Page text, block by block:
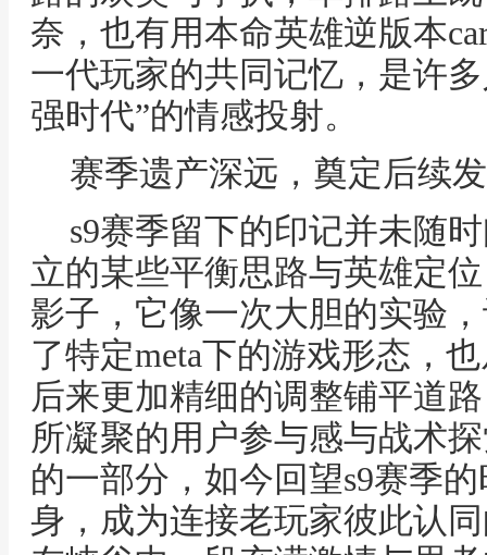
奈，也有用本命英雄逆版本
一代玩家的共同记忆，是许
强时代”的情感投射。
赛季遗产深远，奠定后续
s9赛季留下的印记并未随
立的某些平衡思路与英雄定
影子，它像一次大胆的实验
了特定meta下的游戏形态，
后来更加精细的调整铺平道
所凝聚的用户参与感与战术
的一部分，如今回望s9赛季
身，成为连接老玩家彼此认